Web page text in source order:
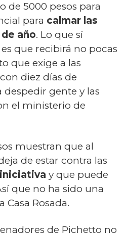
de 5000 pesos para
para calmar las
año. Lo que sí
que recibirá no pocas
que exige a las
diez días de
gente y las
el ministerio de
muestran que al
de estar contra las
y que puede
que no ha sido una
Casa Rosada.
de Pichetto no